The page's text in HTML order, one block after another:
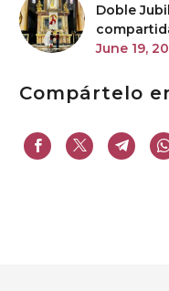
Doble
June 19,
Compártelo